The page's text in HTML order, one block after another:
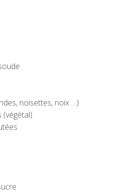
noisettes, noix …)
(végétal)